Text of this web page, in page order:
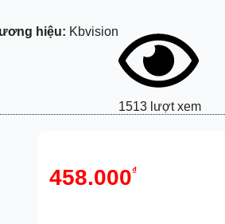
hiệu: Kbvision
1513 lượt xem
458.000₫